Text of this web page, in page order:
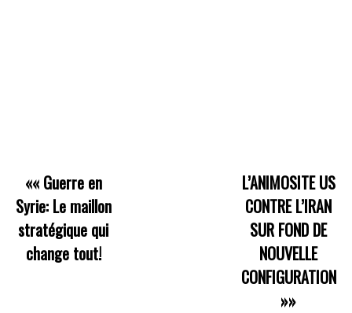
«« Guerre en
Syrie: Le maillon
stratégique qui
change tout!
L’ANIMOSITE US
CONTRE L’IRAN
SUR FOND DE
NOUVELLE
CONFIGURATION
»»